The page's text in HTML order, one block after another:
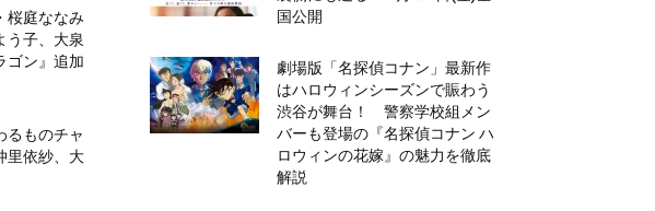
桜庭ななみ
う子、大泉
ゴン』追加
るものチャ
里依紗、大
国公開
劇場版「名探偵コナン」最新作
はハロウィンシーズンで賑わう
渋谷が舞台！ 警察学校組メン
バーも登場の『名探偵コナン ハ
ロウィンの花嫁』の魅力を徹底
解説